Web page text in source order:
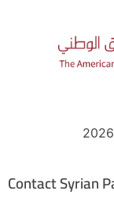
Contact Syrian